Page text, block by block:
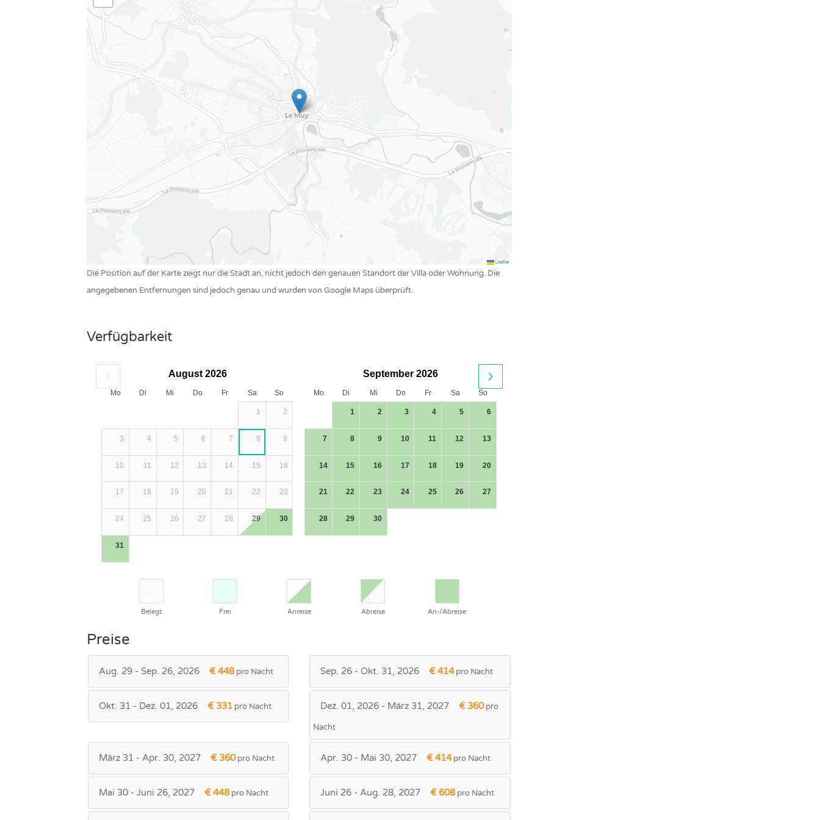
Leaflet
Die Position auf der Karte zeigt nur die Stadt an, nicht jedoch den genauen Standort der Villa oder Wohnung. Die
angegebenen Entfernungen sind jedoch genau und wurden von Google Maps überprüft.
Verfügbarkeit
August 2026
Mo Di Mi Do Fr Sa So
1 2
3 4 5 6 7 8 9
10 11 12 13 14 15 16
17 18 19 20 21 22 23
24 25 26 27 28 29 30
31
September 2026
Mo Di Mi Do Fr Sa So
1 2 3 4 5 6
7 8 9 10 11 12 13
14 15 16 17 18 19 20
21 22 23 24 25 26 27
28 29 30
Belegt Frei Anreise Abreise An-/Abreise
Preise
Aug. 29 - Sep. 26, 2026 € 448pro Nacht Sep. 26 - Okt. 31, 2026 € 414pro Nacht
Okt. 31 - Dez. 01, 2026 € 331 pro Nacht Dez. 01, 2026 - März 31, 2027 € 360pro
Nacht
März 31 - Apr. 30, 2027 € 360pro Nacht Apr. 30 - Mai 30, 2027 € 414pro Nacht
Mai 30 - Juni 26, 2027 € 448pro Nacht Juni 26 - Aug. 28, 2027 € 608pro Nacht